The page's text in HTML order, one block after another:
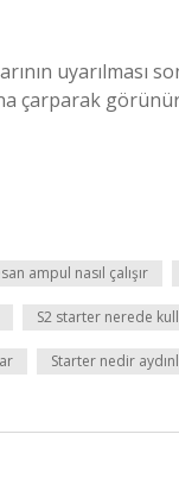
uyarılması
çarparak görünür
ampul nasıl çalışır
S2 starter nerede
Starter nedir